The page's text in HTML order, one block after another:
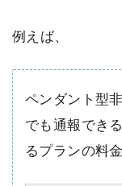
例えば、
ペンダント型
でも通報でき
るプランの料